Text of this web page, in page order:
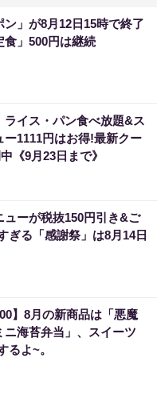
」が8月12日15時で終了
食」500円は継続
ライス・パン食べ放題&ス
ー1111円はお得!最新クー
《9月23日まで》
ューが税抜150円引き&ご
ぎる「感謝祭」は8月14日
】8月の新商品は「悪魔
海苔弁当」、スイーツ
るよ~。